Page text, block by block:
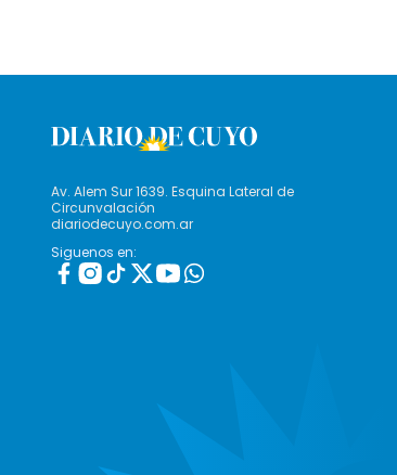
Av. Alem Sur 1639. Esquina Lateral de
Circunvalación
diariodecuyo.com.ar
Siguenos en: